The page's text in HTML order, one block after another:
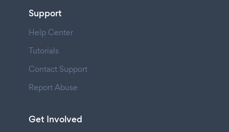
Support
Help Center
Tutorials
Contact Support
Report Abuse
Get Involved